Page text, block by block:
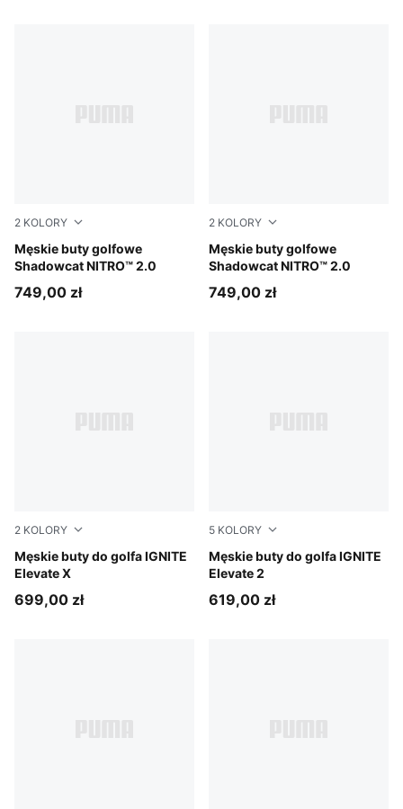
2 KOLORY
Męskie buty golfowe
Shadowcat NITRO™ 2.0
PUMA White-PUMA Black-Apple Spritz
749,00 zł
2 KOLORY
Męskie buty golfowe
Shadowcat NITRO™ 2.0
PUMA Black-PUMA White
749,00 zł
2 KOLORY
Męskie buty do golfa IGNITE
Elevate X
Slate Sky-PUMA Black-Ash Gray
699,00 zł
5 KOLORY
Męskie buty do golfa IGNITE
Elevate 2
PUMA White-Speed Blue-
619,00 zł